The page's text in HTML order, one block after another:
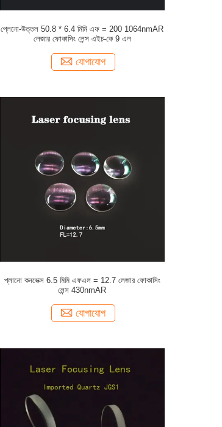
প্লেনো-উত্তল 50.8 * 6.4 মিমি এফ = 200 1064nmAR
লেজার ফোকাসিং লেন্স এইচ-কে 9 এল
যোগাযোগ
প্লানো কনভেক্স 6.5 মিমি এফএল = 12.7 লেজার ফোকাসিং
লেন্স 430nmAR
যোগাযোগ